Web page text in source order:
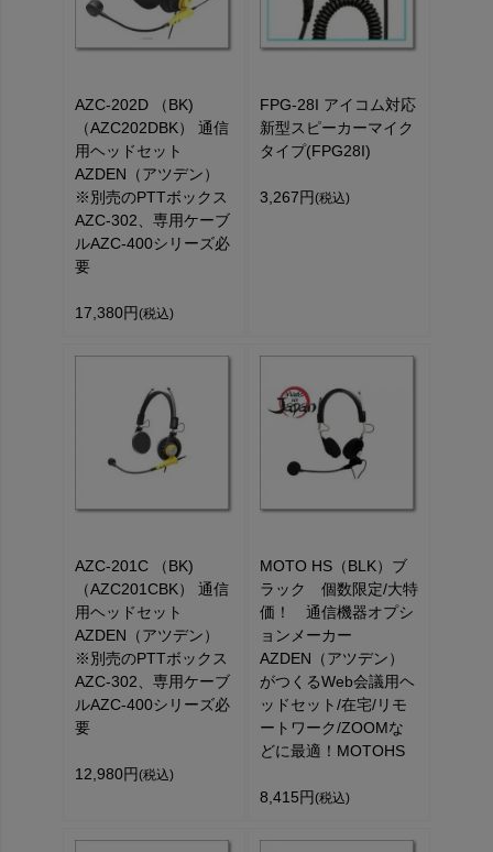
AZC-202D （BK)
（AZC202DBK） 通信
用ヘッドセット
AZDEN（アツデン）
※別売のPTTボックス
AZC-302、専用ケーブ
ルAZC-400シリーズ必
要
17,380円 (税込)
FPG-28I アイコム対応
新型スピーカーマイク
タイプ(FPG28I)
3,267円 (税込)
AZC-201C （BK)
（AZC201CBK） 通信
用ヘッドセット
AZDEN（アツデン）
※別売のPTTボックス
AZC-302、専用ケーブ
ルAZC-400シリーズ必
要
12,980円 (税込)
MOTO HS（BLK）ブ
ラック 個数限定/大特
価！ 通信機器オプシ
ョンメーカー
AZDEN（アツデン）
がつくるWeb会議用ヘ
ッドセット/在宅/リモ
ートワーク/ZOOMな
どに最適！MOTOHS
8,415円 (税込)